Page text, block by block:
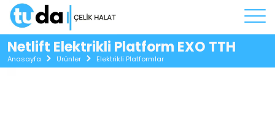
Netlift Elektrikli Platform EXO TTH
Anasayfa Ürünler Elektrikli Platformlar